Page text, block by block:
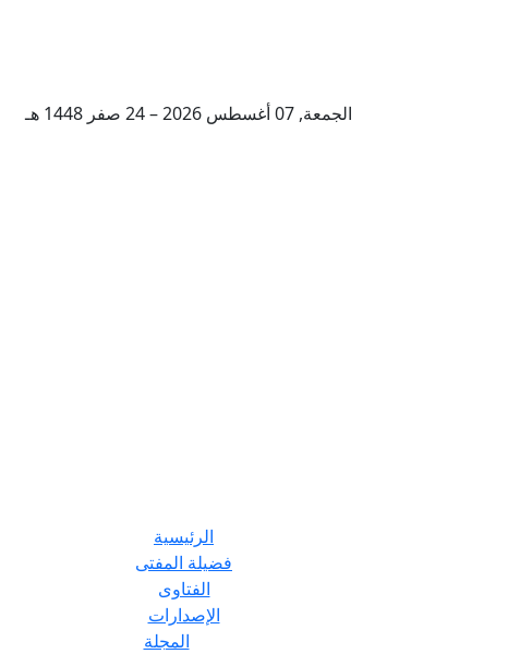
الجمعة, 07 أغسطس 2026 – 24 صفر 1448 هـ
الرئيسية
فضيلة المفتى
الفتاوى
الإصدارات
المجلة